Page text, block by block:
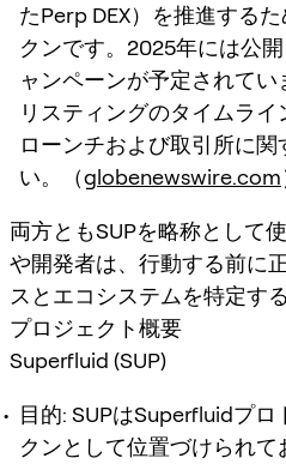
たPerp DEX）を推進する
クンです。2025年には公
ャンペーンが予定されてい
リスティングのタイムラ
ローンチおよび取引所に
い。（globenewswire.com
両方ともSUPを略称として
や開発者は、行動する前に
スとエコシステムを特定す
プロジェクト概要
Superfluid (SUP)
目的: SUPはSuperfluidプ
クンとして位置づけられて